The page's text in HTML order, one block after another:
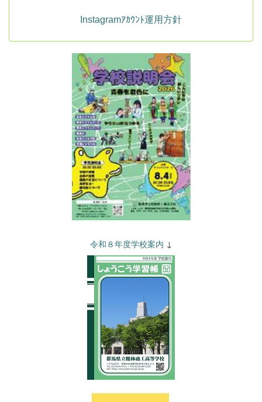
Instagramｱｶｳﾝﾄ運用方針
令和８年度学校案内 ↓